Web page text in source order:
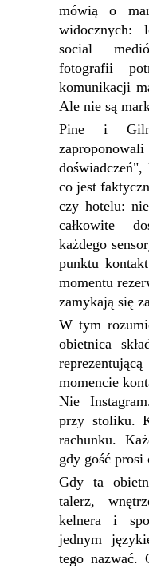
mówią o
widocznych:
social
fotografii
komunikacji
Ale nie są
Pine i
co jest
czy hotelu:
całkowite
każdego
punktu
momentu
zamykają się
W tym
obietnica
momencie
Nie
przy stoliku.
rachunku.
gdy gość prosi
Gdy ta
talerz,
kelnera i
jednym
tego nazwać.